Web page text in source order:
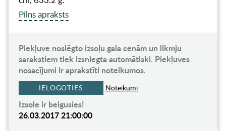
Pilns apraksts
Piekļuve noslēgto izsoļu gala cenām un likmju
sarakstiem tiek izsniegta automātiski. Piekļuves
nosacījumi ir aprakstīti noteikumos.
IELOGOTIES Noteikumi
Izsole ir beigusies!
26.03.2017 21:00:00